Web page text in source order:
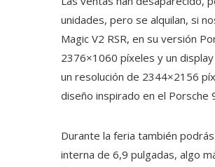
unidades, pero se alquilan, si
Magic V2 RSR, en su versión
2376×1060 píxeles y un
un resolución de 2344×2156
diseño inspirado en el Porsche
Durante la feria también
interna de 6,9 ​​pulgadas, algo